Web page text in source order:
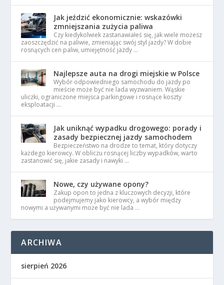
Jak jeździć ekonomicznie: wskazówki
zmniejszania zużycia paliwa
Czy kiedykolwiek zastanawiałeś się, jak wiele możesz
zaoszczędzić na paliwie, zmieniając swój styl jazdy? W dobie
rosnących cen paliw, umiejętność jazdy …
Najlepsze auta na drogi miejskie w Polsce
Wybór odpowiedniego samochodu do jazdy po
mieście może być nie lada wyzwaniem. Wąskie
uliczki, ograniczone miejsca parkingowe i rosnące koszty
eksploatacji …
Jak uniknąć wypadku drogowego: porady i
zasady bezpiecznej jazdy samochodem
Bezpieczeństwo na drodze to temat, który dotyczy
każdego kierowcy. W obliczu rosnącej liczby wypadków, warto
zastanowić się, jakie zasady i nawyki …
Nowe, czy używane opony?
Zakup opon to jedna z kluczowych decyzji, które
podejmujemy jako kierowcy, a wybór między
nowymi a używanymi może być nie lada …
ARCHIWA
sierpień 2026